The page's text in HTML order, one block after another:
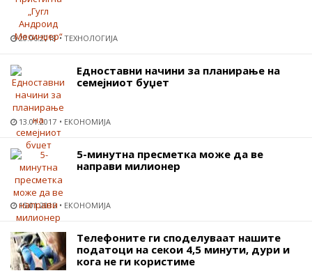
20.06.2018 ТЕХНОЛОГИЈА
Едноставни начини за планирање на
семејниот буџет
13.01.2017 ЕКОНОМИЈА
5-минутна пресметка може да ве
направи милионер
15.01.2015 ЕКОНОМИЈА
Телефоните ги споделуваат нашите
податоци на секои 4,5 минути, дури и
кога не ги користиме